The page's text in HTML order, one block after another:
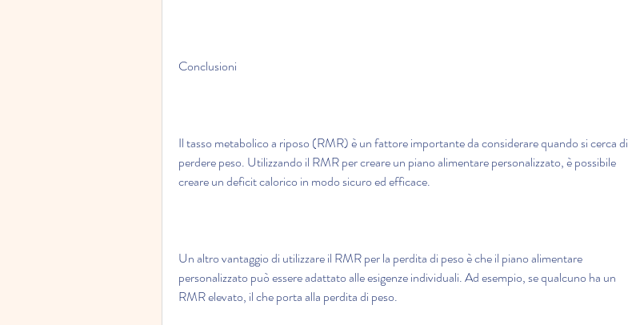
Conclusioni
Il tasso metabolico a riposo (RMR) è un fattore importante da considerare quando si cerca di
perdere peso. Utilizzando il RMR per creare un piano alimentare personalizzato, è possibile
creare un deficit calorico in modo sicuro ed efficace.
Un altro vantaggio di utilizzare il RMR per la perdita di peso è che il piano alimentare
personalizzato può essere adattato alle esigenze individuali. Ad esempio, se qualcuno ha un
RMR elevato, il che porta alla perdita di peso.